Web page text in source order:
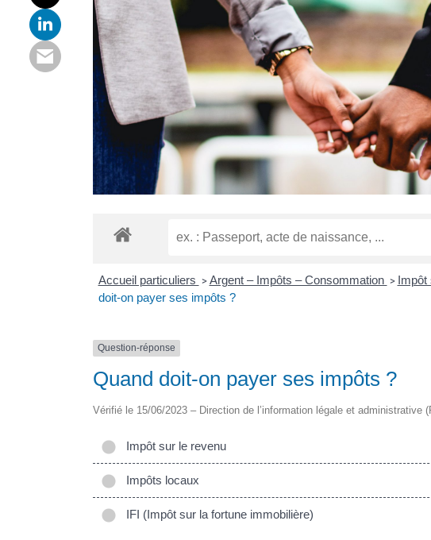
Accueil particuliers > Argent – Impôts – Consommation > Impôt
doit-on payer ses impôts ?
Question-réponse
Quand doit-on payer ses impôts ?
Vérifié le 15/06/2023 – Direction de l’information légale et administrative
Impôt sur le revenu
Impôts locaux
IFI (Impôt sur la fortune immobilière)